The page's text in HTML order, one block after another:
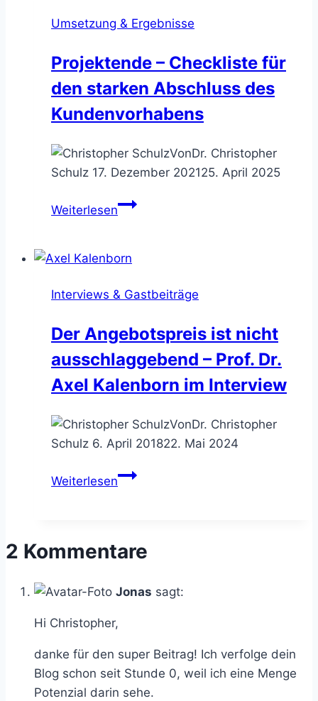
verkaufen
Umsetzung & Ergebnisse
Projektende – Checkliste für
den starken Abschluss des
Kundenvorhabens
VonDr. Christopher
Schulz 17. Dezember 202125. April 2025
WeiterlesenProjektende
für
starken
des
Kundenvorhabens
Interviews & Gastbeiträge
Der Angebotspreis ist nicht
ausschlaggebend – Prof. Dr.
Axel Kalenborn im Interview
VonDr. Christopher
Schulz 6. April 201822. Mai 2024
WeiterlesenDer
ausschlaggebend
Prof.
Axel
Kalenborn
im
Interview
2 Kommentare
Jonas sagt:
Hi Christopher,
danke für den super Beitrag! Ich verfolge dein
Blog schon seit Stunde 0, weil ich eine Menge
Potenzial darin sehe.